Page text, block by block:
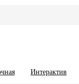
Интерактив